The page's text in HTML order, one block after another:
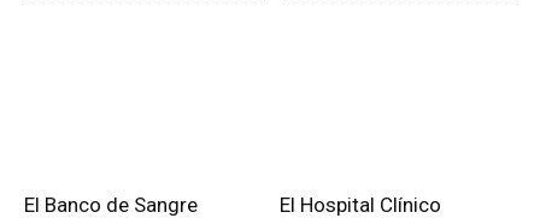
El Banco de Sangre
El Hospital Clínico